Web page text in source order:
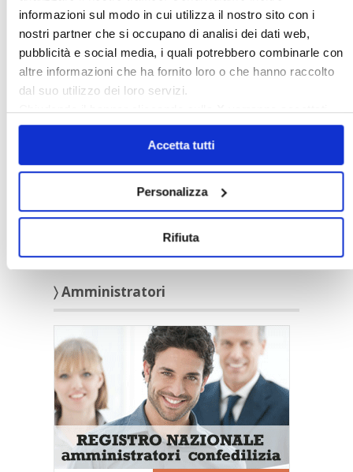
informazioni sul modo in cui utilizza il nostro sito con i
nostri partner che si occupano di analisi dei dati web,
pubblicità e social media, i quali potrebbero combinarle con
altre informazioni che ha fornito loro o che hanno raccolto
dal suo utilizzo dei loro servizi.
Chiudendo il banner cliccando sullaXverranno accettati
solo i cookie necessari.
Accetta tutti
Personalizza
Rifiuta
〉 Amministratori